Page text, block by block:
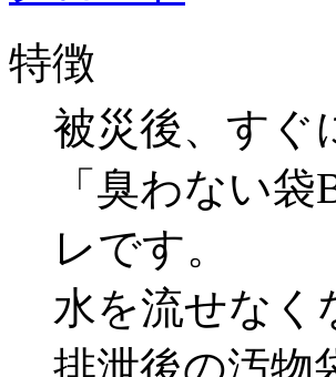
特徴
被災後、すぐ
「臭わない
レです。
⽔を流せなく
排泄後の汚物